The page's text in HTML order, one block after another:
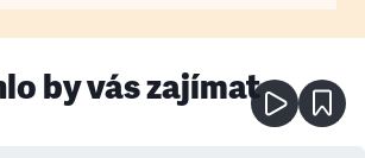
by vás zajímat